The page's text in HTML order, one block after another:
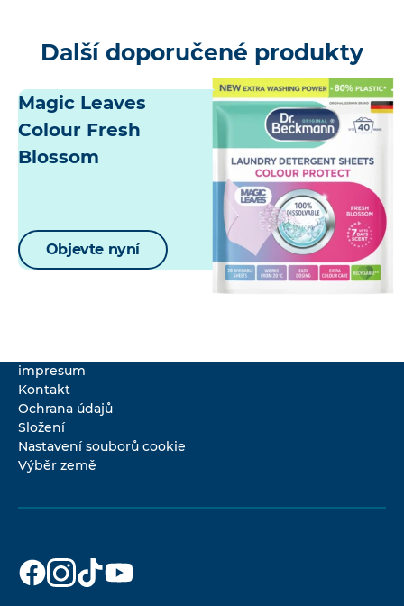
Další doporučené produkty
Magic Leaves
Colour Fresh
Blossom
Objevte nyní
impresum
Kontakt
Ochrana údajů
Složení
Nastavení souborů cookie
Výběr země
Dr. Beckmann
na
Dr. Beckmann
na
Dr. Beckmann
na